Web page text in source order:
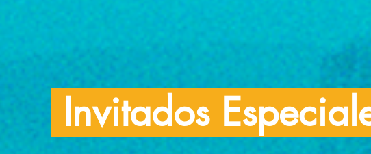
Invitados